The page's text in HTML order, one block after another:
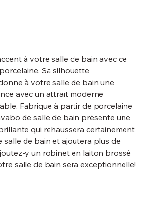
à votre salle de bain avec ce
Sa silhouette
à votre salle de bain une
avec un attrait moderne
Fabriqué à partir de porcelaine
de salle de bain présente une
qui rehaussera certainement
salle de bain et ajoutera plus de
y un robinet en laiton brossé
salle de bain sera exceptionnelle!